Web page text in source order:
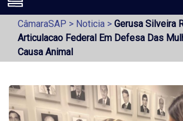
CâmaraSAP > Noticia > Gerusa Silveira
Articulacao Federal Em Defesa Das
Causa Animal